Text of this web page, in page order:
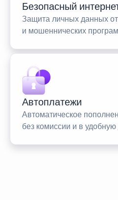
Безопасный
Защита личных данных от
и мошеннических
Автоплатежи
Автоматическое
без комиссии и в удобную